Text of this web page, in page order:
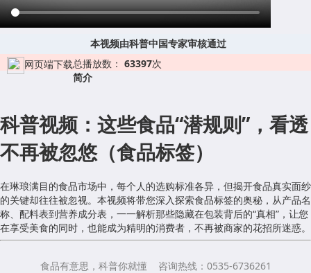
本视频由科普中国专家审核通过
网页端下载总播放数： 63397次
简介
科普视频：这些食品“潜规则”，看透
不再被忽悠（食品标签）
在琳琅满目的食品市场中，每个人的选购标准各异，但揭开食品真实面纱
的关键却往往被忽视。本视频将带您深入探索食品标签的奥秘，从产品名
称、配料表到营养成分表，一一解析那些隐藏在包装背后的“真相”，让您
在享受美食的同时，也能成为精明的消费者，不再被商家的花招所迷惑。
食品有意思，科普你就懂 咨询热线：0535-6736261